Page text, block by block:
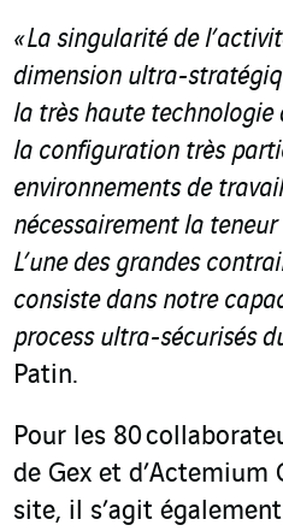
« La singularité de
dimension ultra-
la très haute technologie
la configuration très
environnements de
nécessairement la
L’une des grandes
consiste dans notre
process ultra-sécurisés
Patin.
Pour les 80
de Gex et d’Actemium
site, il s’agit